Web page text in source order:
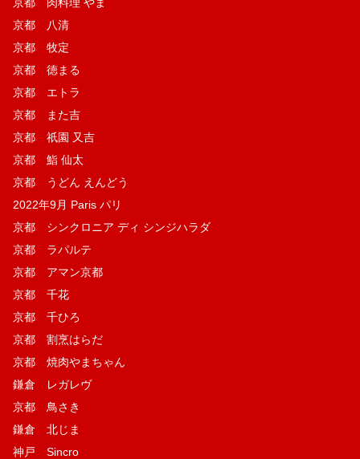
京都 八清
京都 牧定
京都 徳まる
京都 エトラ
京都 また吉
京都 祇園 又吉
京都 鮨 仙太
京都 うどん えんどう
2022年9月 Paris パリ
京都 シンクロニア ディ シンジハラダ
京都 ラパルテ
京都 アマン京都
京都 千花
京都 千ひろ
京都 割烹はらだ
京都 焼肉やまちゃん
鎌倉 レガレヴ
京都 鳥さき
鎌倉 北じま
神戸 Sincro